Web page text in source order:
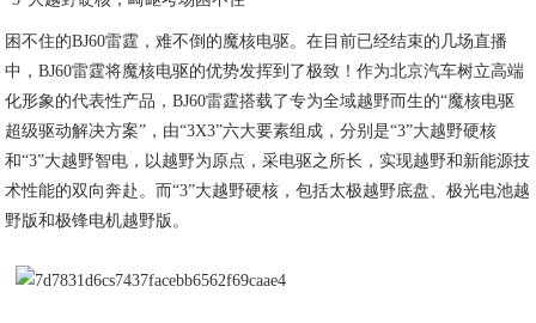
困不住的BJ60雷霆，难不倒的魔核电驱。在目前已经结束的几场直播
中，BJ60雷霆将魔核电驱的优势发挥到了极致！作为北京汽车树立高端
化形象的代表性产品，BJ60雷霆搭载了专为全域越野而生的“魔核电驱
超级驱动解决方案”，由“3X3”六大要素组成，分别是“3”大越野硬核
和“3”大越野智电，以越野为原点，采电驱之所长，实现越野和新能源技
术性能的双向奔赴。而“3”大越野硬核，包括太极越野底盘、极光电池越
野版和极锋电机越野版。